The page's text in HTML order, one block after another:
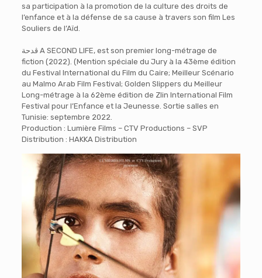
sa participation à la promotion de la culture des droits de
l’enfance et à la défense de sa cause à travers son film Les
Souliers de l’Aïd.
ﭬﺪﺣﺔ A SECOND LIFE, est son premier long-métrage de
fiction (2022). (Mention spéciale du Jury à la 43ème édition
du Festival International du Film du Caire; Meilleur Scénario
au Malmo Arab Film Festival; Golden Slippers du Meilleur
Long-métrage à la 62ème édition de Zlin International Film
Festival pour l’Enfance et la Jeunesse. Sortie salles en
Tunisie: septembre 2022.
Production : Lumière Films – CTV Productions – SVP
Distribution : HAKKA Distribution